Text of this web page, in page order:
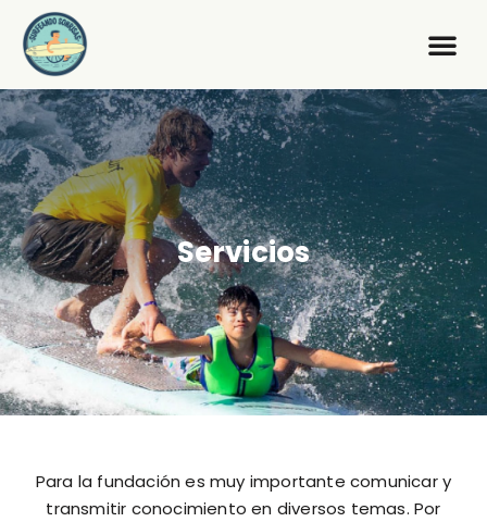
Servicios
Para la fundación es muy importante comunicar y
transmitir conocimiento en diversos temas. Por